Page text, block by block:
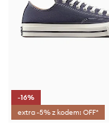
-16%
extra -5% z kodem: OFF*